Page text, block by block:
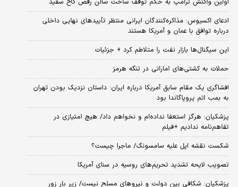
ادعای اکسیوس: مذاکره‌کنندگان ایرانی منتظر تأییدهای نهایی داخلی
درباره توافق با عمان و آمریکا هستند
این سیگنال‌ها بازار نفت را متلاطم کرد + جزئیات
حملات به کشتی‌های اماراتی در تنگه هرمز
افشاگری یک مقام سابق آمریکا درباره ایران: داستان نزدیک بودن تهران
به بمب اتم پروپاگاندا بود
پزشکیان: هرگز استعفا نداده‌ام و نخواهم داد/ هیچ امتیازی در
تفاهم‌نامه ندادیم +فیلم
شکست نقشه اپل علیه سامسونگ/ ماجرا چیست؟
تصویب لایحه تشدید تحریم‌های روسیه در سنای آمریکا
پزشکیان: شکافی بین دولت و نیروهای مسلح نیست/ زیر بار زور